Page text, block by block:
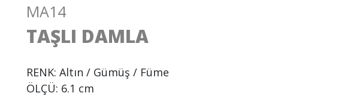
MA14
TAŞLI DAMLA
RENK: Altın / Gümüş / Füme
ÖLÇÜ: 6.1 cm